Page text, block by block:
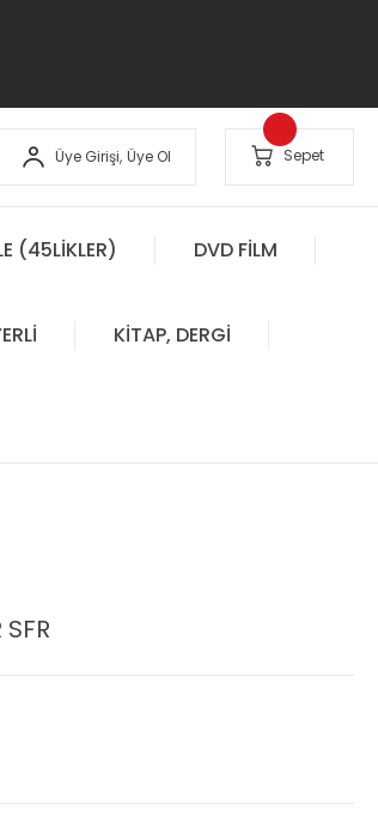
Üye Girişi, Üye Ol Sepet
(45LİKLER) DVD FİLM
KİTAP, DERGİ